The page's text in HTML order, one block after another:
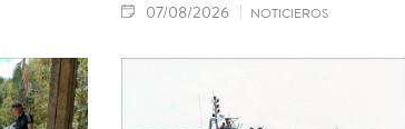
07/08/2026 NOTICIEROS